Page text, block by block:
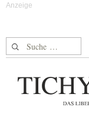
Suche nach: